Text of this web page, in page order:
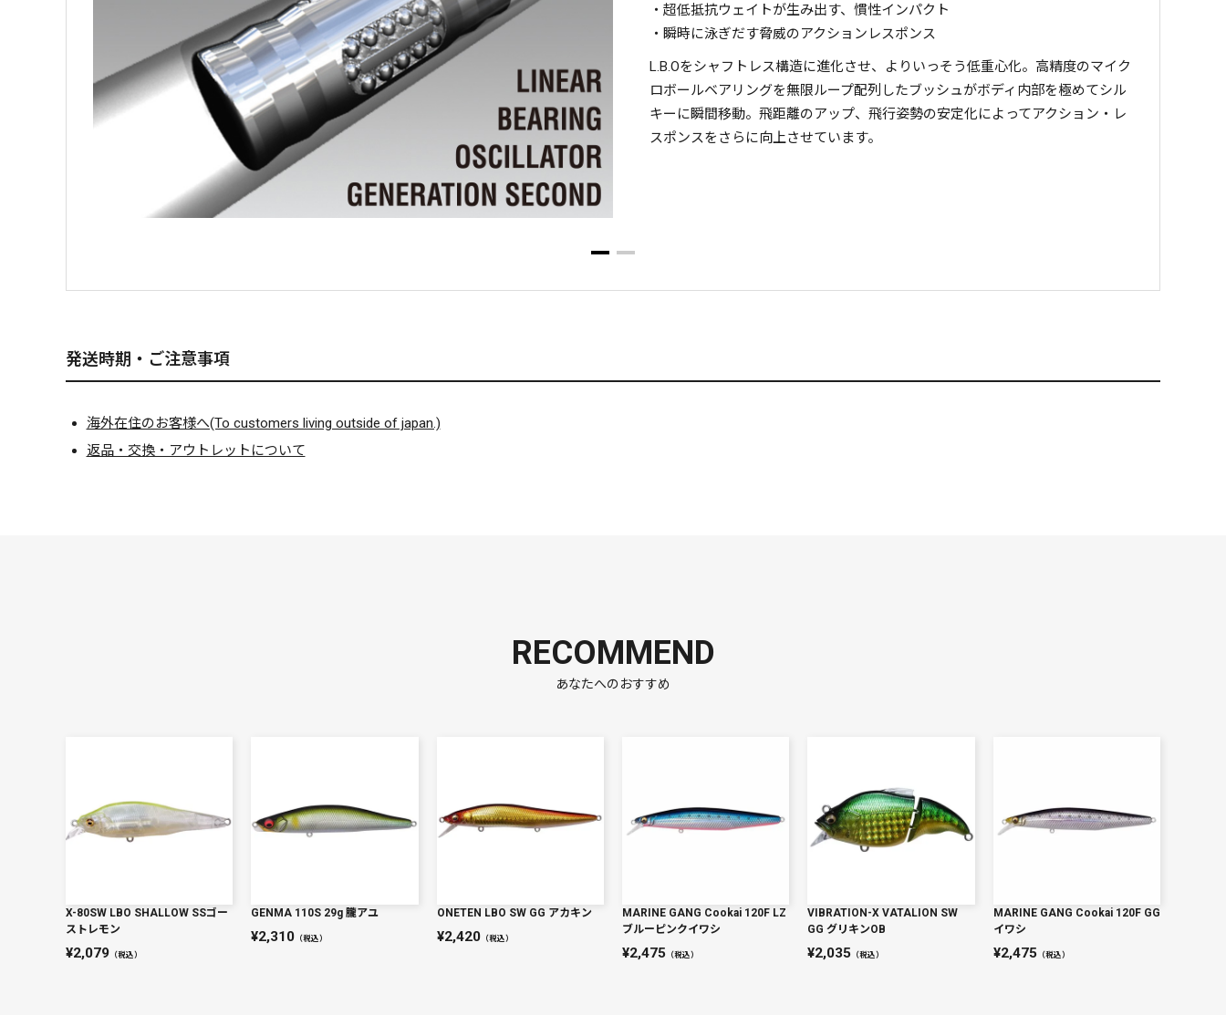
・超低抵抗ウェイトが生み出す、慣性インパクト
・瞬時に泳ぎだす脅威のアクションレスポンス
L.B.Oをシャフトレス構造に進化させ、よりいっそう低重心化。高精度のマイク
ロボールベアリングを無限ループ配列したブッシュがボディ内部を極めてシル
キーに瞬間移動。飛距離のアップ、飛行姿勢の安定化によってアクション・レ
スポンスをさらに向上させています。
発送時期・ご注意事項
海外在住のお客様へ(To customers living outside of japan.)
返品・交換・アウトレットについて
RECOMMEND
あなたへのおすすめ
X-80SW LBO SHALLOW SSゴー
ストレモン
2,079 （税込）
GENMA 110S 29g 朧アユ
2,310 （税込）
ONETEN LBO SW GG アカキン
2,420（税込）
MARINE GANG Cookai 120F LZ
ブルーピンクイワシ
2,475（税込）
VIBRATION-X VATALION SW
GG グリキンOB
2,035 （税込）
MARINE GANG Cookai 120F GG
イワシ
2,475（税込）